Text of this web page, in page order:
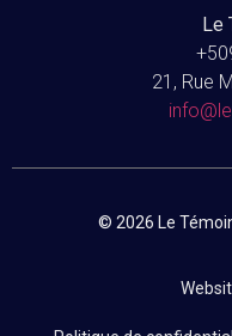
Le
21, Rue
© 2026 Le